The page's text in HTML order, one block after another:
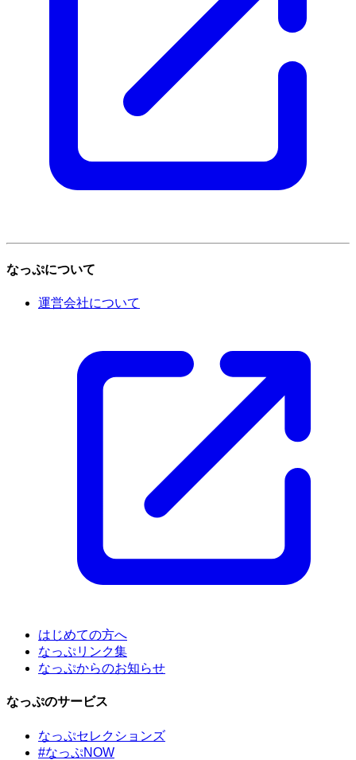
なっぷについて
運営会社について
はじめての方へ
なっぷリンク集
なっぷからのお知らせ
なっぷのサービス
なっぷセレクションズ
#なっぷNOW